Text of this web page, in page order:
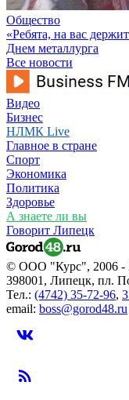
Общество
«Ребята, на вас
Днем металлурга
Все новости
Видео
Бизнес
НЛМК Live
Главное в стране
Спорт
Экономика
Политика
Здоровье
А знаете ли вы
Говорит Липецк
© ООО "Курс", 2006 -
398001, Липецк, пл.
Тел.: (4742) 35-72-96,
email: boss@gorod48.ru